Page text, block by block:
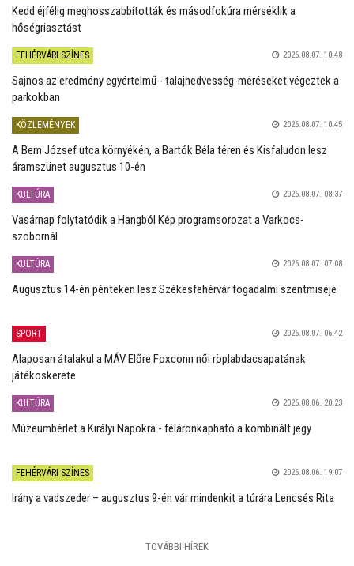
Kedd éjfélig meghosszabbították és másodfokúra mérséklik a
hőségriasztást
FEHÉRVÁRI SZÍNES 2026.08.07. 10:48
Sajnos az eredmény egyértelmű - talajnedvesség-méréseket végeztek a
parkokban
KÖZLEMÉNYEK 2026.08.07. 10:45
A Bem József utca környékén, a Bartók Béla téren és Kisfaludon lesz
áramszünet augusztus 10-én
KULTÚRA 2026.08.07. 08:37
Vasárnap folytatódik a Hangból Kép programsorozat a Varkocs-
szobornál
KULTÚRA 2026.08.07. 07:08
Augusztus 14-én pénteken lesz Székesfehérvár fogadalmi szentmiséje
SPORT 2026.08.07. 06:42
Alaposan átalakul a MÁV Előre Foxconn női röplabdacsapatának
játékoskerete
KULTÚRA 2026.08.06. 20:23
Múzeumbérlet a Királyi Napokra - féláronkapható a kombinált jegy
FEHÉRVÁRI SZÍNES 2026.08.06. 19:07
Irány a vadszeder – augusztus 9-én vár mindenkit a túrára Lencsés Rita
TOVÁBBI HÍREK